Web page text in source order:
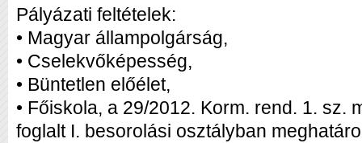
Pályázati feltételek:
• Magyar állampolgárság,
• Cselekvőképesség,
• Büntetlen előélet,
• Főiskola, a 29/2012. Korm. rend. 1. sz.
foglalt I. besorolási osztályban